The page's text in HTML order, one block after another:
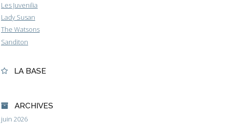
Les Juvenilia
Lady Susan
The Watsons
Sanditon
LA BASE
ARCHIVES
juin 2026